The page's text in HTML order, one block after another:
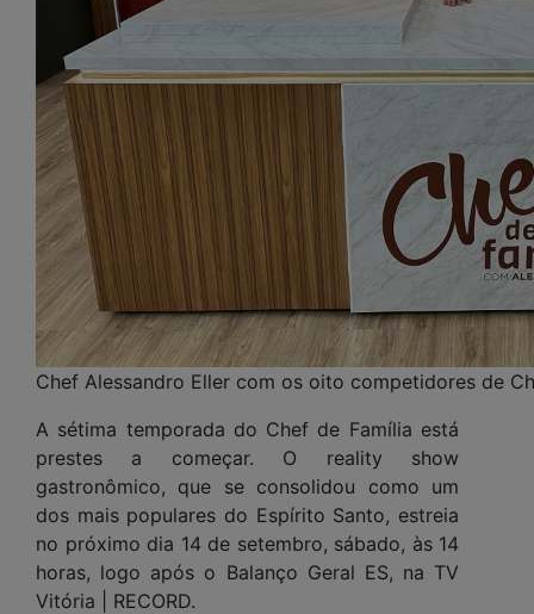
Chef Alessandro Eller com os oito competidores de
A sétima temporada do Chef de Família está
prestes a começar. O reality show
gastronômico, que se consolidou como um
dos mais populares do Espírito Santo, estreia
no próximo dia 14 de setembro, sábado, às 14
horas, logo após o Balanço Geral ES, na TV
Vitória | RECORD.